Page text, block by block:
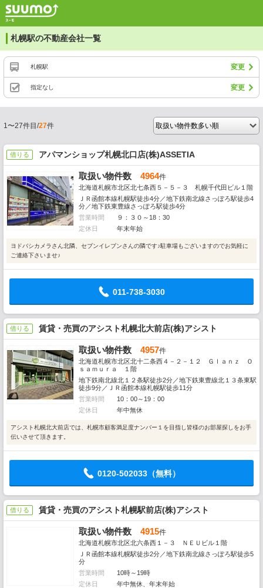
札幌駅の不動産会社一覧
札幌駅 変更
指定なし 変更
1〜27件目/27件
借りる アパマンショップ札幌北口店(株)ASSETIA
取扱い物件数 4964件
北海道札幌市北区北七条西５－５－３ 札幌千代田ビル１階
ＪＲ函館本線札幌駅徒歩4分／地下鉄南北線さっぽろ駅徒歩4
分／地下鉄東豊線さっぽろ駅徒歩4分
営業時間
９：３０～18：30
定休日
年末年始
ヨドバシカメラさん北隣、セブンイレブンさんの隣です♪駐車場もございますのでお気軽に
ご連絡下さいませ♪
011-738-3030
借りる 賃貸・売買のアシスト札幌北大前店(株)アシスト
取扱い物件数 4957件
北海道札幌市北区北十二条西４－２－１２ Ｇｌａｎｚ Ｏ
ｓａｍｕｒａ １階
地下鉄南北線北１２条駅徒歩2分／地下鉄東豊線北１３条東駅
徒歩9分／ＪＲ函館本線札幌駅徒歩11分
営業時間
10：00～19：00
定休日
年中無休
アシスト札幌北大前店では、札幌市顧客満足度ナンバー１を目指し皆様のお部屋探しをお手
伝いさせて頂きます。
0120-502033（無料）
借りる 賃貸・売買のアシスト札幌駅前店(株)アシスト
取扱い物件数 4915件
北海道札幌市北区北六条西１－３ ＮＥＵビル１階
ＪＲ函館本線札幌駅徒歩2分／地下鉄南北線さっぽろ駅徒歩5
分
営業時間
10時～19時
定休日
年中無休、年末年始